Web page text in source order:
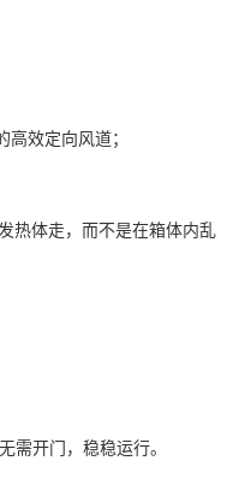
效定向风道；
热体走，而不是在箱体内乱
需开门，稳稳运行。